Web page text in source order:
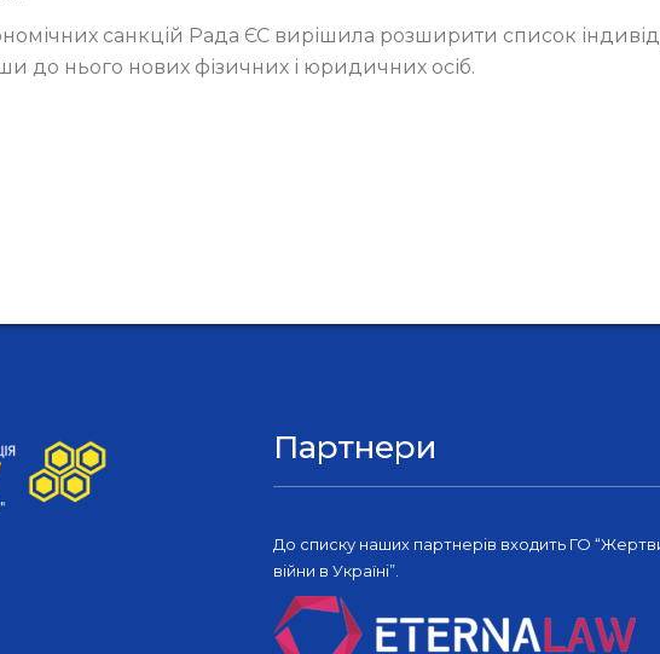
санкцій Рада ЄС вирішила розширити список
до нього нових фізичних і юридичних осіб.
Партнери
До списку наших партнерів входить ГО
війни в Україні”.